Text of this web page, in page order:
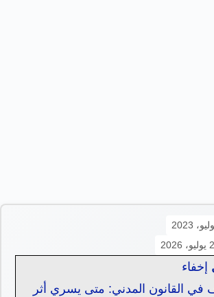
إخفاء
في القانون المدني: متى يسري أثر